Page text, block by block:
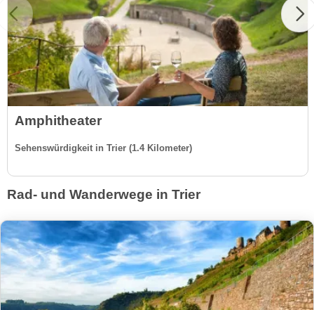
Amphitheater
Sehenswürdigkeit in Trier (1.4 Kilometer)
Rad- und Wanderwege in Trier